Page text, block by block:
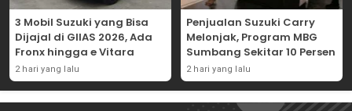
3 Mobil Suzuki yang Bisa
Dijajal di GIIAS 2026, Ada
Fronx hingga e Vitara
2 hari yang lalu
Penjualan Suzuki Carry
Melonjak, Program MBG
Sumbang Sekitar 10 Persen
2 hari yang lalu